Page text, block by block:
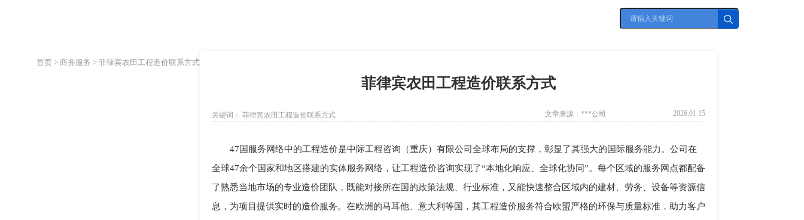
首页 > 商务服务 > 菲律宾农田工程造价联系方式
菲律宾农田工程造价联系方式
关键词： 菲律宾农田工程造价联系方式
2026.01.15
文章来源：***公司
47国服务网络中的工程造价是中际工程咨询（重庆）有限公司全球布局的支撑，彰显了其强大的国际服务能力。公司在
全球47余个国家和地区搭建的实体服务网络，让工程造价咨询实现了“本地化响应、全球化协同”。每个区域的服务网点都配备
了熟悉当地市场的专业造价团队，既能对接所在国的政策法规、行业标准，又能快速整合区域内的建材、劳务、设备等资源信
息，为项目提供实时的造价服务。在欧洲的马耳他、意大利等国，其工程造价服务符合欧盟严格的环保与质量标准，助力客户